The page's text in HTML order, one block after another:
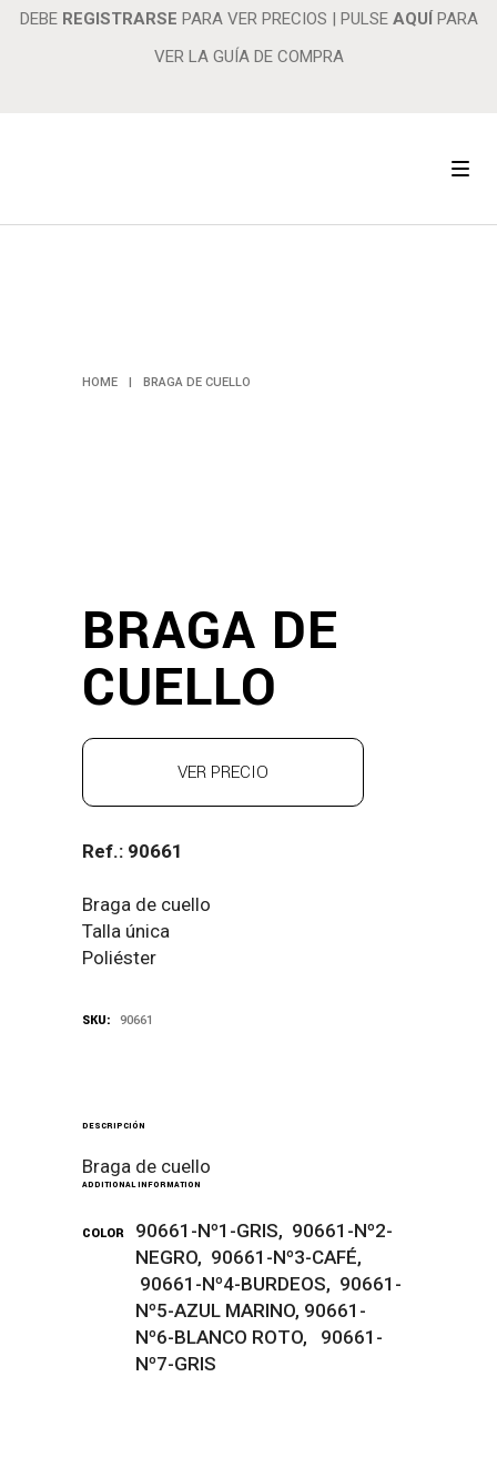
DEBE REGISTRARSE PARA VER PRECIOS | PULSE AQUÍ PARA
VER LA GUÍA DE COMPRA
HOME | BRAGA DE CUELLO
BRAGA DE
CUELLO
VER PRECIO
Ref.: 90661
Braga de cuello
Talla única
Poliéster
SKU: 90661
DESCRIPCIÓN
Braga de cuello
ADDITIONAL INFORMATION
COLOR
90661-Nº1-GRIS, 90661-Nº2-
NEGRO, 90661-Nº3-CAFÉ,
90661-Nº4-BURDEOS, 90661-
Nº5-AZUL MARINO, 90661-
Nº6-BLANCO ROTO, 90661-
Nº7-GRIS